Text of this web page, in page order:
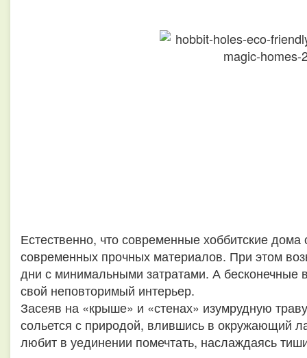
Естественно, что современные хоббитские
современных прочных материалов. При этом
дни с минимальными затратами. А бесконечные
свой неповторимый интерьер.
Засеяв на «крыше» и «стенах» изумрудную
сольется с природой, влившись в окружающий
любит в уединении помечтать, наслаждаясь